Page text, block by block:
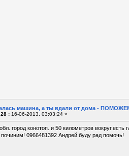
машина, а ты вдали от дома -
: 16-06-2013, 03:03:24 »
город конотоп. и 50 километров вокруг.есть
0966481392 Андрей.буду рад помочь!